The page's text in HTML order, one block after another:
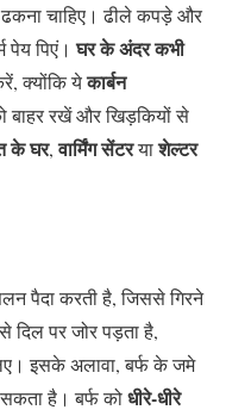
चाहिए। ढीले कपड़े और
पेय पिएं।घर के अंदर कभी
क्योंकि येकार्बन
बाहर रखें और खिड़कियों से
के घर,वार्मिंग सेंटरयाशेल्टर
पैदा करती है, जिससे गिरने
दिल पर जोर पड़ता है,
इसके अलावा, बर्फ के जमे
है। बर्फ कोधीरे-धीरे